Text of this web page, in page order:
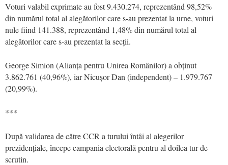
Voturi valabil exprimate au fost 9.430.274, reprezentând 98,52%
din numărul total al alegătorilor care s-au prezentat la urne, voturi
nule fiind 141.388, reprezentând 1,48% din numărul total al
alegătorilor care s-au prezentat la secții.
George Simion (Alianța pentru Unirea Românilor) a obținut
3.862.761 (40,96%), iar Nicușor Dan (independent) – 1.979.767
(20,99%).
***
După validarea de către CCR a turului întâi al alegerilor
prezidențiale, începe campania electorală pentru al doilea tur de
scrutin.